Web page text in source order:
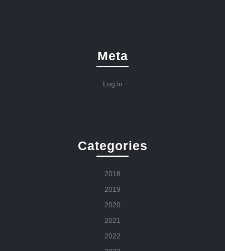
Meta
Log in
Categories
2018
2019
2020
2021
2022